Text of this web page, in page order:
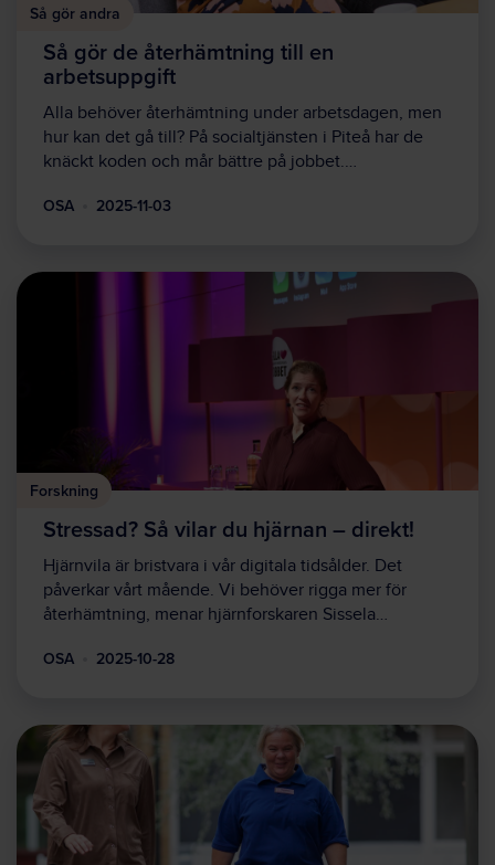
Så gör andra
Så gör de återhämtning till en
arbetsuppgift
Alla behöver återhämtning under arbetsdagen, men
hur kan det gå till? På socialtjänsten i Piteå har de
knäckt koden och mår bättre på jobbet.…
OSA 2025-11-03
Forskning
Stressad? Så vilar du hjärnan – direkt!
Hjärnvila är bristvara i vår digitala tidsålder. Det
påverkar vårt mående. Vi behöver rigga mer för
återhämtning, menar hjärnforskaren Sissela…
OSA 2025-10-28